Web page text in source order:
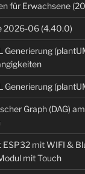
für Erwachsene
2026-06 (4.40.0)
Generierung
Generierung
Graph (DAG)
ESP32 mit WIFI &
mit Touch